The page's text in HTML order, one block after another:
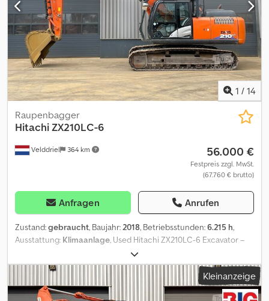
1 / 14
Velddriel 364 km
Raupenbagger
HitachiZX210LC-6
56.000 €
Festpreis zzgl. MwSt.
(67.760 € brutto)
Anfragen Anrufen
Zustand:gebraucht, Baujahr:2018, Betriebsstunden:6.215 h,
Ausstattung: Klimaanlage, Used Hitachi ZX210LC-6 Excavator –
2018 – For Sale at BIG Machinery Cjdpfx Aszr I D Eef Herf This
Hitachi ZX210LC-6 excavator is now available for sale at BIG
Machinery in the Netherlands. Built in 2018, this machine has 6.215
operating hours and is CE certified and EPA 2018 compliant. The
Kleinanzeige